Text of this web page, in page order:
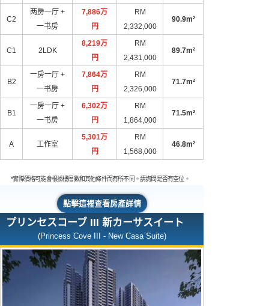
C2
两房一厅 +
一书房
7,886万
円
RM
2,332,000
90.9m²
C1 2LDK
8,219万
円
RM
2,431,000
89.7m²
B2
一房一厅 +
一书房
7,864万
円
RM
2,326,000
71.7m²
B1
一房一厅 +
一书房
6,302万
円
RM
1,864,000
71.5m²
A 工作室
5,301万
円
RM
1,568,000
46.8m²
*實際價格可能會根據樓層數和其他條件而有所不同。請詢問是否有空位。
點擊這裡查看房產詳情
プリンセスコーブ III 新カーサスイート
(Princess Cove III - New Casa Suite)